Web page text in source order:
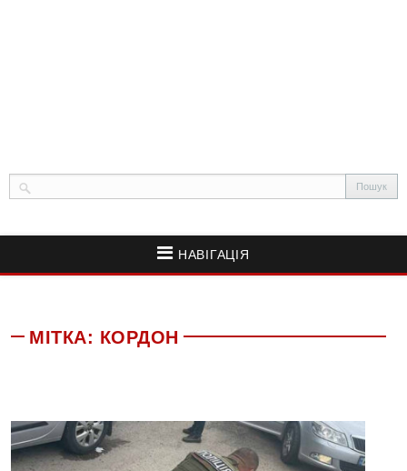
НАВІГАЦІЯ
МІТКА: КОРДОН